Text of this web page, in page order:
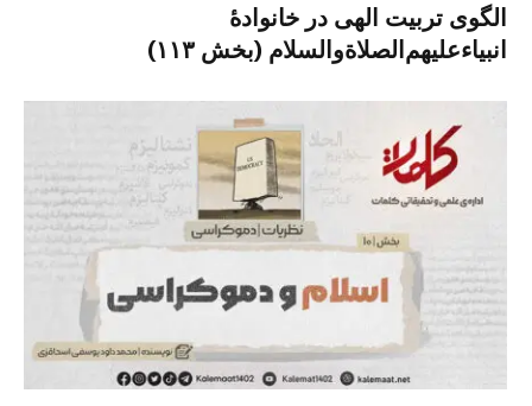
الگوی تربیت الهی در خانوادۀ
انبیاءعلیهم‌الصلاةو‌السلام (بخش ۱۱۳)